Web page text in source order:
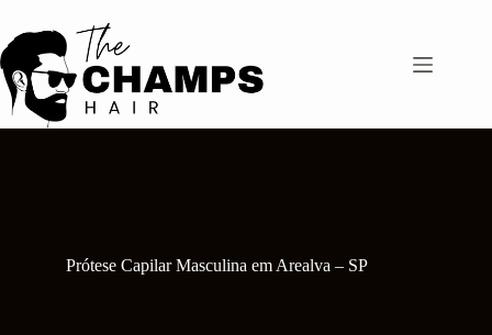
para
o
conteúdo
Prótese Capilar Masculina em Arealva – SP